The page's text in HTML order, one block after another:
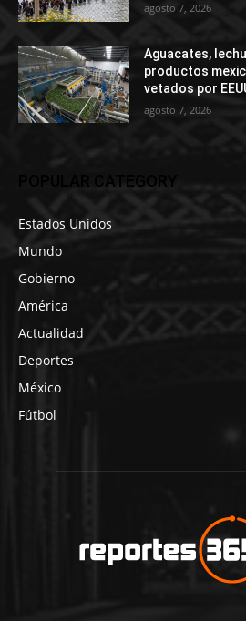
agosto 7, 2026
Aguacates,
productos
vetados por
agosto 7, 2026
POPULAR CATEGORY
Estados Unidos
Mundo
Gobierno
América
Actualidad
Deportes
México
Fútbol